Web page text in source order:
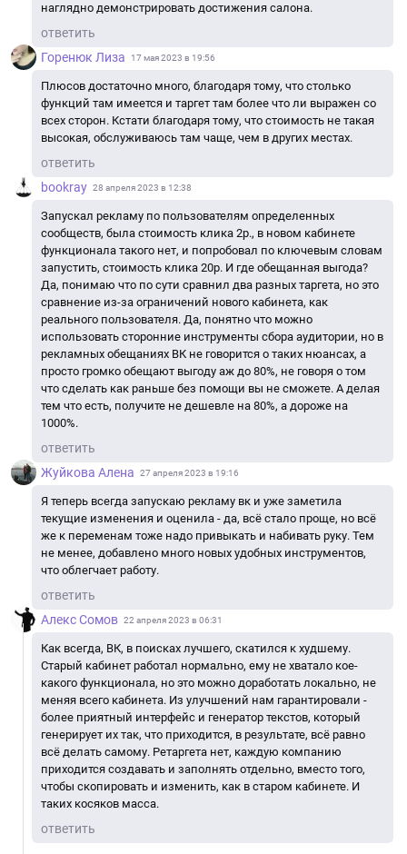
наглядно демонстрировать достижения салона.
ответить
Горенюк Лиза
17 мая 2023 в 19:56
Плюсов достаточно много, благодаря тому, что столько
функций там имеется и таргет там более что ли выражен со
всех сторон. Кстати благодаря тому, что стоимость не такая
высокая, обслуживаюсь там чаще, чем в других местах.
ответить
bookray 28 апреля 2023 в 12:38
Запускал рекламу по пользователям определенных
сообществ, была стоимость клика 2р., в новом кабинете
функционала такого нет, и попробовал по ключевым словам
запустить, стоимость клика 20р. И где обещанная выгода?
Да, понимаю что по сути сравнил два разных таргета, но это
сравнение из-за ограничений нового кабинета, как
реального пользователя. Да, понятно что можно
использовать сторонние инструменты сбора аудитории, но в
рекламных обещаниях ВК не говорится о таких нюансах, а
просто громко обещают выгоду аж до 80%, не говоря о том
что сделать как раньше без помощи вы не сможете. А делая
тем что есть, получите не дешевле на 80%, а дороже на
1000%.
ответить
Жуйкова Алена
27 апреля 2023 в 19:16
Я теперь всегда запускаю рекламу вк и уже заметила
текущие изменения и оценила - да, всё стало проще, но всё
же к переменам тоже надо привыкать и набивать руку. Тем
не менее, добавлено много новых удобных инструментов,
что облегчает работу.
ответить
Алекс Сомов 22 апреля 2023 в 06:31
Как всегда, ВК, в поисках лучшего, скатился к худшему.
Старый кабинет работал нормально, ему не хватало кое-
какого функционала, но это можно доработать локально, не
меняя всего кабинета. Из улучшений нам гарантировали -
более приятный интерфейс и генератор текстов, который
генерирует их так, что приходится, в результате, всё равно
всё делать самому. Ретаргета нет, каждую компанию
приходится создавать и заполнять отдельно, вместо того,
чтобы скопировать и изменить, как в старом кабинете. И
таких косяков масса.
ответить